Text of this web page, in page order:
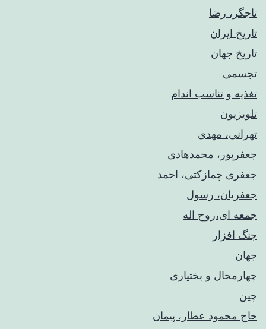
تاجگر، رضا
تاریخ ایران
تاریخ جهان
تجسمی
تغذیه و تناسب اندام
تلویزیون
تهرانی، مهدی
جعفرپور، محمدهادی
جعفری چمازکتی، احمد
جعفریان، رسول
جمعه ای،روح اله
جنگ افزار
جهان
چهارمحال و بختیاری
چین
حاج محمود عطار، پیمان